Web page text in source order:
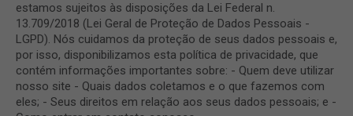
estamos sujeitos às disposições da Lei Federal n.
13.709/2018 (Lei Geral de Proteção de Dados Pessoais -
LGPD). Nós cuidamos da proteção de seus dados pessoais e,
por isso, disponibilizamos esta política de privacidade, que
contém informações importantes sobre: - Quem deve utilizar
nosso site - Quais dados coletamos e o que fazemos com
eles; - Seus direitos em relação aos seus dados pessoais; e -